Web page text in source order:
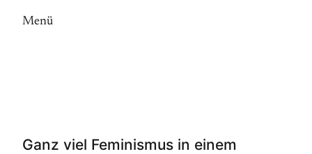
Menü
Ganz viel Feminismus in einem